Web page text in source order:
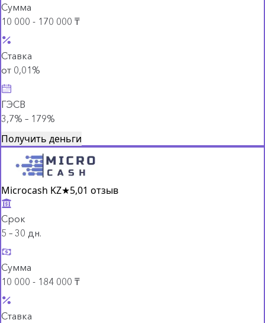
Сумма
10 000 - 170 000 ₸
Ставка
от 0,01%
ГЭСВ
3,7% – 179%
Получить деньги
Microcash KZ★5,01 отзыв
Срок
5 – 30 дн.
Сумма
10 000 - 184 000 ₸
Ставка